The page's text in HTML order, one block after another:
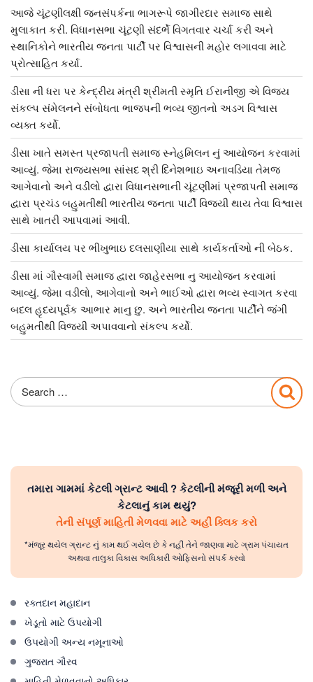
આજે ચૂંટણીલક્ષી જનસંપર્કના ભાગરૂપે જાગીરદાર સમાજ સાથે
મુલાકાત કરી. વિધાનસભા ચૂંટણી સંદર્ભે વિગતવાર ચર્ચા કરી અને
સ્થાનિકોને ભારતીય જનતા પાર્ટી પર વિશ્વાસની મહોર લગાવવા માટે
પ્રોત્સાહિત કર્યા.
ડીસા ની ધરા પર કેન્દ્રીય મંત્રી શ્રીમતી સ્મૃતિ ઈરાનીજી એ વિજય
સંકલ્પ સંમેલનને સંબોધતા ભાજપની ભવ્ય જીતનો અડગ વિશ્વાસ
વ્યક્ત કર્યો.
ડીસા ખાતે સમસ્ત પ્રજાપતી સમાજ સ્નેહમિલન નું આયોજન કરવામાં
આવ્યું. જેમા રાજ્યસભા સાંસદ શ્રી દિનેશભાઇ અનાવડિયા તેમજ
આગેવાનો અને વડીલો દ્વારા વિધાનસભાની ચૂંટણીમાં પ્રજાપતી સમાજ
દ્વારા પ્રચંડ બહુમતીથી ભારતીય જનતા પાર્ટી વિજયી થાય તેવા વિશ્વાસ
સાથે ખાતરી આપવામાં આવી.
ડીસા કાર્યાલય પર ભીખુભાઇ દલસાણીયા સાથે કાર્યકર્તાઓ ની બેઠક.
ડીસા માં ગૌસ્વામી સમાજ દ્વારા જાહેરસભા નુ આયોજન કરવામાં
આવ્યું. જેમા વડીલો, આગેવાનો અને ભાઈઓ દ્વારા ભવ્ય સ્વાગત કરવા
બદલ હૃદયપૂર્વક આભાર માનુ છુ. અને ભારતીય જનતા પાર્ટીને જંગી
બહુમતીથી વિજયી અપાવવાનો સંકલ્પ કર્યો.
Search
for:
તમારા ગામમાં કેટલી ગ્રાન્ટ આવી ? કેટલીની મંજૂરી મળી અને
કેટલાનું કામ થયું?
તેની સંપૂર્ણ માહિતી મેળવવા માટે અહીં ક્લિક કરો
*મંજૂર થયેલ ગ્રાન્ટ નું કામ થઈ ગયેલ છે કે નહીં તેને જાણવા માટે ગ્રામ પંચાયત
અથવા તાલુકા વિકાસ અધિકારી ઓફિસનો સંપર્ક કરવો
રક્તદાન મહાદાન
ખેડૂતો માટે ઉપયોગી
ઉપયોગી અન્ય નમૂનાઓ
ગુજરાત ગૌરવ